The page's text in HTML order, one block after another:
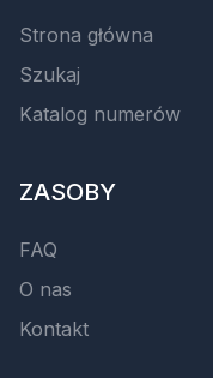
Strona główna
Szukaj
Katalog numerów
ZASOBY
FAQ
O nas
Kontakt